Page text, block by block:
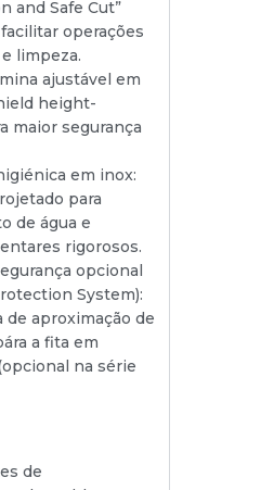
and Safe Cut”
operações
limpeza.
ajustável em
height-
maior segurança
em inox:
para
de água e
rigorosos.
opcional
System):
aproximação de
a fita em
na série
de